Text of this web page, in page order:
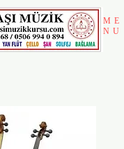
ME
NU